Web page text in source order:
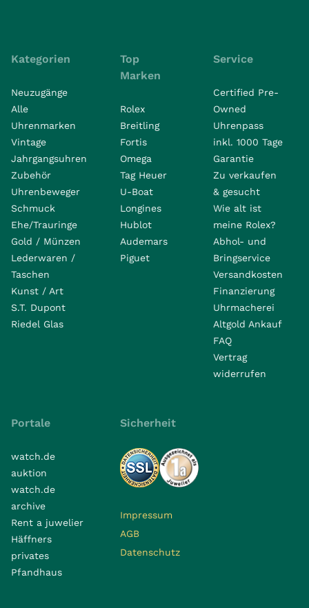
Kategorien
Neuzugänge
Alle
Uhrenmarken
Vintage
Jahrgangsuhren
Zubehör
Uhrenbeweger
Schmuck
Ehe/Trauringe
Gold / Münzen
Lederwaren /
Taschen
Kunst / Art
S.T. Dupont
Riedel Glas
Top
Marken
Rolex
Breitling
Fortis
Omega
Tag Heuer
U-Boat
Longines
Hublot
Audemars
Piguet
Service
Certified Pre-
Owned
Uhrenpass
inkl. 1000 Tage
Garantie
Zu verkaufen
& gesucht
Wie alt ist
meine Rolex?
Abhol- und
Bringservice
Versandkosten
Finanzierung
Uhrmacherei
Altgold Ankauf
FAQ
Vertrag
widerrufen
Portale
watch.de
auktion
watch.de
archive
Rent a juwelier
Häffners
privates
Pfandhaus
Sicherheit
Impressum
AGB
Datenschutz